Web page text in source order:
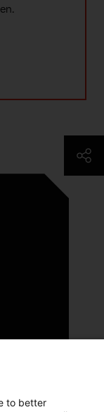
to better